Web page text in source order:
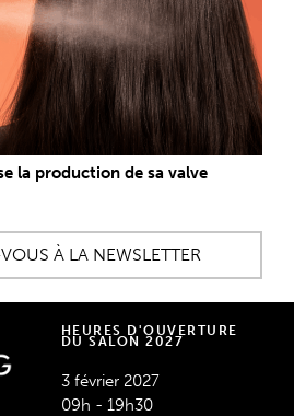
la production de sa valve
À LA NEWSLETTER
HEURES D'OUVERTURE
DU SALON 2027
3 février 2027
09h - 19h30